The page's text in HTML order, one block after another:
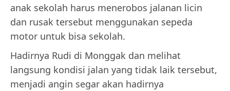
anak sekolah harus menerobos jalanan licin
dan rusak tersebut menggunakan sepeda
motor untuk bisa sekolah.
Hadirnya Rudi di Monggak dan melihat
langsung kondisi jalan yang tidak laik tersebut,
menjadi angin segar akan hadirnya